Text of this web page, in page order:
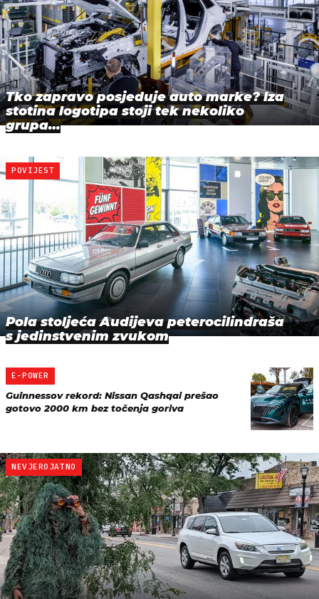
Tko zapravo posjeduje auto marke? Iza
stotina logotipa stoji tek nekoliko
grupa…
POVIJEST
Pola stoljeća Audijeva peterocilindraša
s jedinstvenim zvukom
E-POWER
Guinnessov rekord: Nissan Qashqai prešao
gotovo 2000 km bez točenja goriva
NEVJEROJATNO